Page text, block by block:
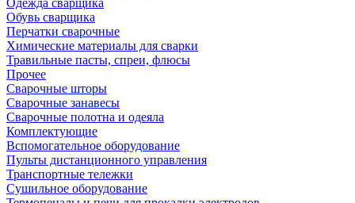
Одежда сварщика
Обувь сварщика
Перчатки сварочные
Химические материалы для сварки
Травильные пасты, спреи, флюсы
Прочее
Сварочные шторы
Сварочные занавесы
Сварочные полотна и одеяла
Комплектующие
Вспомогательное оборудование
Пульты дистанционного управления
Транспортные тележки
Сушильное оборудование